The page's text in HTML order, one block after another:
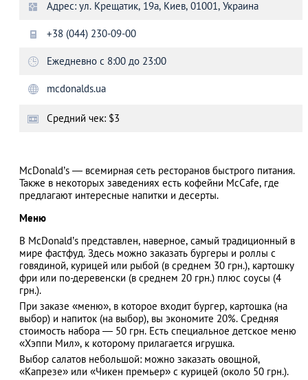
АЗАД
Адрес: ул. Крещатик, 19а, Киев, 01001, Украина
+38 (044) 230-09-00
Ежедневно с 8:00 до 23:00
mcdonalds.ua
Средний чек: $3
McDonald’s ― всемирная сеть ресторанов быстрого питания.
Также в некоторых заведениях есть кофейни McCafe, где
предлагают интересные напитки и десерты.
Меню
В McDonald’s представлен, наверное, самый традиционный в
мире фастфуд. Здесь можно заказать бургеры и роллы с
говядиной, курицей или рыбой (в среднем 30 грн.), картошку
фри или по-деревенски (в среднем 20 грн.) плюс соусы (4
грн.).
При заказе «меню», в которое входит бургер, картошка (на
выбор) и напиток (на выбор), вы экономите 20%. Средняя
стоимость набора — 50 грн. Есть специальное детское меню
«Хэппи Мил», к которому прилагается игрушка.
Выбор салатов небольшой: можно заказать овощной,
«Капрезе» или «Чикен премьер» с курицей (около 50 грн.).